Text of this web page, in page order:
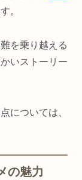
。
を乗り越える
いストーリー
については、
の魅力